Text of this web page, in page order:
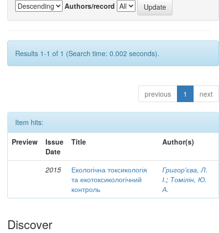
Authors/record
Results 1-1 of 1 (Search time: 0.002 seconds).
previous 1 next
Item hits:
Preview
Issue
Date
Title Author(s)
2015
Екологічна токсикологія
та екотоксикологічний
контроль
Григор'єва, Л.
І.; Томілін, Ю.
А.
Discover